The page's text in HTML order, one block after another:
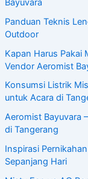
Bayuvara
Panduan Teknis
Outdoor
Kapan Harus Pakai
Vendor Aeromist
Konsumsi Listrik
untuk Acara di
Aeromist Bayuvara
di Tangerang
Inspirasi
Sepanjang Hari